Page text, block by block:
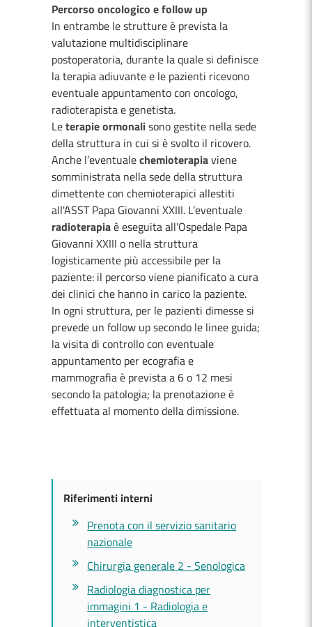
Percorso oncologico e follow up
In entrambe le strutture è prevista la
valutazione multidisciplinare
postoperatoria, durante la quale si definisce
la terapia adiuvante e le pazienti ricevono
eventuale appuntamento con oncologo,
radioterapista e genetista.
Leterapie ormonalisono gestite nella sede
della struttura in cui si è svolto il ricovero.
Anche l’eventualechemioterapiaviene
somministrata nella sede della struttura
dimettente con chemioterapici allestiti
all'ASST Papa Giovanni XXIII. L’eventuale
radioterapiaè eseguita all'Ospedale Papa
Giovanni XXIII o nella struttura
logisticamente più accessibile per la
paziente: il percorso viene pianificato a cura
dei clinici che hanno in carico la paziente.
In ogni struttura, per le pazienti dimesse si
prevede un follow up secondo le linee guida;
la visita di controllo con eventuale
appuntamento per ecografia e
mammografia è prevista a 6 o 12 mesi
secondo la patologia; la prenotazione è
effettuata al momento della dimissione.
Riferimenti interni
Prenota con il servizio sanitario
nazionale
Chirurgia generale 2 - Senologica
Radiologia diagnostica per
immagini 1 - Radiologia e
interventistica